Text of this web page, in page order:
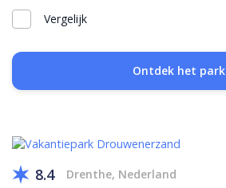
Vergelijk
Ontdek het park
8.4 Drenthe, Nederland